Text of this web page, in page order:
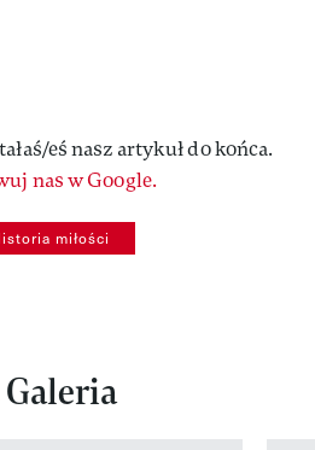
eś nasz artykuł do końca.
nas w Google.
miłości
Galeria